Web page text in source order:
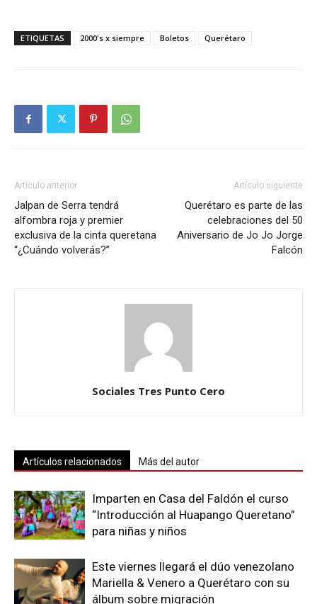
ETIQUETAS 2000's x siempre Boletos Querétaro
Artículo anterior
Jalpan de Serra tendrá
alfombra roja y premier
exclusiva de la cinta queretana
“¿Cuándo volverás?”
Artículo siguiente
Querétaro es parte de las
celebraciones del 50
Aniversario de Jo Jo Jorge
Falcón
Sociales Tres Punto Cero
Artículos relacionados Más del autor
Imparten en Casa del Faldón el curso
“Introducción al Huapango Queretano”
para niñas y niños
Este viernes llegará el dúo venezolano
Mariella & Venero a Querétaro con su
álbum sobre migración